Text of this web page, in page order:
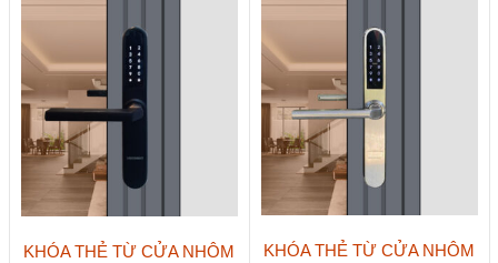
KHÓA THẺ TỪ CỬA NHÔM
KHÓA THẺ TỪ CỬA NHÔM